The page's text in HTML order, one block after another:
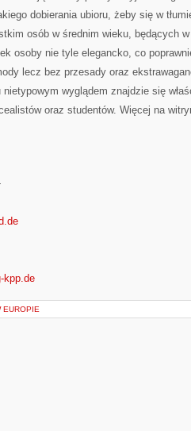
dobierania ubioru, żeby się w
osób w średnim wieku, będących w
osoby nie tyle elegancko, co
lecz bez przesady oraz
nietypowym wyglądem znajdzie się
oraz studentów. Więcej na
kpp.de
EUROPIE